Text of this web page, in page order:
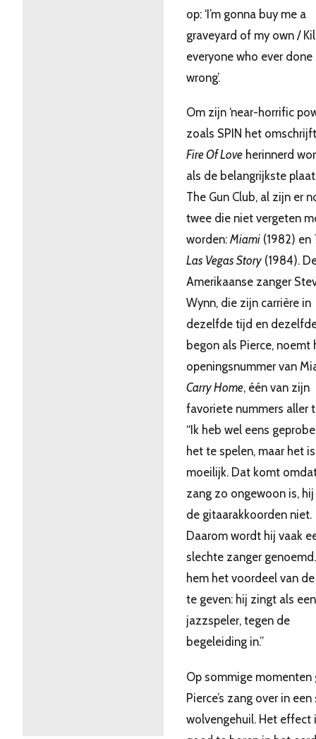
op: ‘I’m gonna buy me a
graveyard of my own /
everyone who ever done
wrong’.
Om zijn ‘near-horrific
zoals SPIN het
Fire Of Love herinnerd
als de belangrijkste
The Gun Club, al zijn er
twee die niet vergeten
worden: Miami (1982) en
Las Vegas Story (1984).
Amerikaanse zanger
Wynn, die zijn carrière in
dezelfde tijd en
begon als Pierce, noemt
openingsnummer van
Carry Home, één van zijn
favoriete nummers aller
“Ik heb wel eens
het te spelen, maar het
moeilijk. Dat komt
zang zo ongewoon is,
de gitaarakkoorden niet.
Daarom wordt hij vaak
slechte zanger
hem het voordeel van
te geven: hij zingt als een
jazzspeler, tegen de
begeleiding in.”
Op sommige momenten
Pierce’s zang over in
wolvengehuil. Het effect